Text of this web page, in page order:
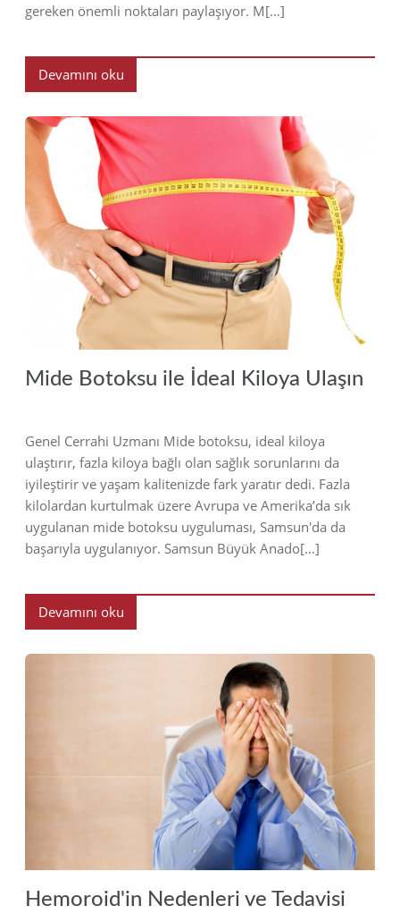
gereken önemli noktaları paylaşıyor. M[…]
Devamını oku
Mide Botoksu ile İdeal Kiloya Ulaşın
Genel Cerrahi Uzmanı Mide botoksu, ideal kiloya
ulaştırır, fazla kiloya bağlı olan sağlık sorunlarını da
iyileştirir ve yaşam kalitenizde fark yaratır dedi. Fazla
kilolardan kurtulmak üzere Avrupa ve Amerika’da sık
uygulanan mide botoksu uyguluması, Samsun'da da
başarıyla uygulanıyor. Samsun Büyük Anado[…]
Devamını oku
Hemoroid'in Nedenleri ve Tedavisi